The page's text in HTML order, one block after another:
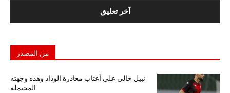
من المصدر
نبيل خالي على أعتاب مغادرة الوداد وهذه وجهته
المحتملة